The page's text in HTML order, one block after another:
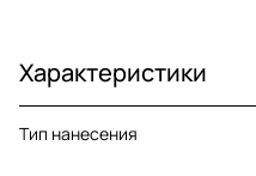
Характеристики
Тип нанесения